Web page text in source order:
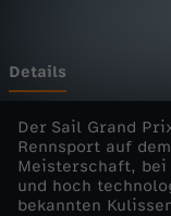
p
e
e
Details
Der Sail Grand
Rennsport auf
Meisterschaft, bei
und hoch
bekannten